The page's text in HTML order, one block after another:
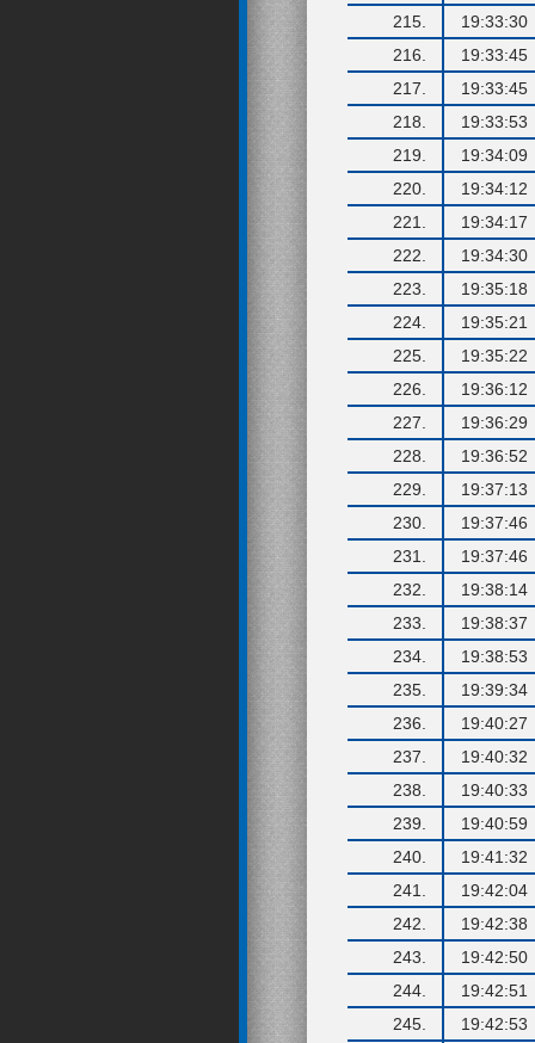
215.
19:33:30
216.
19:33:45
217.
19:33:45
218.
19:33:53
219.
19:34:09
220.
19:34:12
221.
19:34:17
222.
19:34:30
223.
19:35:18
224.
19:35:21
225.
19:35:22
226.
19:36:12
227.
19:36:29
228.
19:36:52
229.
19:37:13
230.
19:37:46
231.
19:37:46
232.
19:38:14
233.
19:38:37
234.
19:38:53
235.
19:39:34
236.
19:40:27
237.
19:40:32
238.
19:40:33
239.
19:40:59
240.
19:41:32
241.
19:42:04
242.
19:42:38
243.
19:42:50
244.
19:42:51
245.
19:42:53